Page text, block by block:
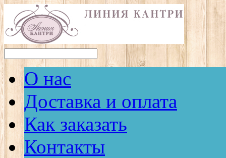
О нас
Доставка и оплата
Как заказать
Контакты